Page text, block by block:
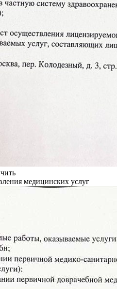
медицинских услуг